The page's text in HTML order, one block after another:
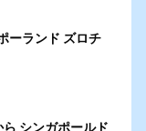
ーランド ズロチ
シンガポールド